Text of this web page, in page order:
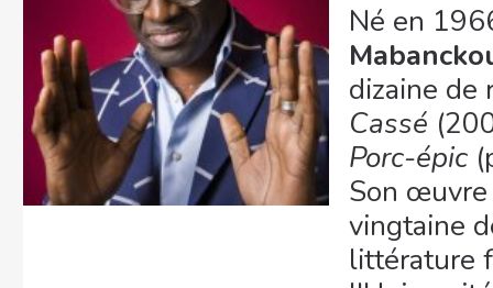
Né en
dizaine
Cassé
Porc-épic
Son
vingtaine
littérature